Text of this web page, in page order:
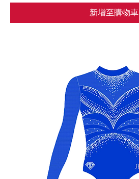
新增至購物車